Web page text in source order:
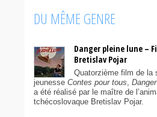
DU MÊME GENRE
Danger pleine lune –
Bretislav Pojar
Quatorzième film de la
jeunesse Contes pour tous
a été réalisé par le maître de
tchécoslovaque Bretislav Pojar.